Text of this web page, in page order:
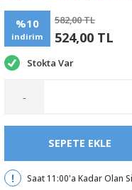
%10
indirim
582,00 TL
524,00 TL
Stokta Var
-
SEPETE EKLE
Saat 11:00'a Kadar Olan